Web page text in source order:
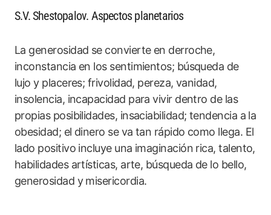
S.V. Shestopalov. Aspectos planetarios
La generosidad se convierte en derroche,
inconstancia en los sentimientos; búsqueda de
lujo y placeres; frivolidad, pereza, vanidad,
insolencia, incapacidad para vivir dentro de las
propias posibilidades, insaciabilidad; tendencia a la
obesidad; el dinero se va tan rápido como llega. El
lado positivo incluye una imaginación rica, talento,
habilidades artísticas, arte, búsqueda de lo bello,
generosidad y misericordia.